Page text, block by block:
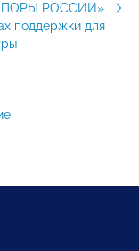
РОССИИ»
поддержки для